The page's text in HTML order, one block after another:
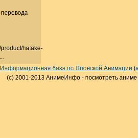
hatake-
Информационная база по Японской Анимации (
(c) 2001-2013 АнимеИнфо - посмотреть аниме